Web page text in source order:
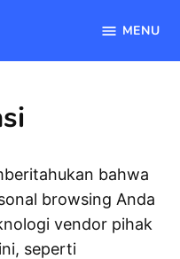
MENU
bahwa
browsing Anda
vendor pihak
seperti